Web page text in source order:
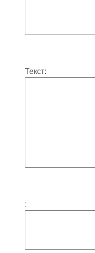
Текст:
: